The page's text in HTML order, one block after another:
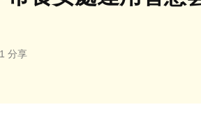
1 分享